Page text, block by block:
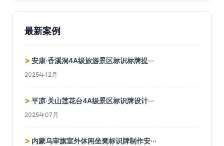
最新案例
> 安康·香溪洞4A级旅游景区标识标牌提···
2025年12月
> 平凉·关山莲花台4A级景区标识牌设计···
2025年07月
> 内蒙乌审旗室外休闲坐凳标识牌制作安···